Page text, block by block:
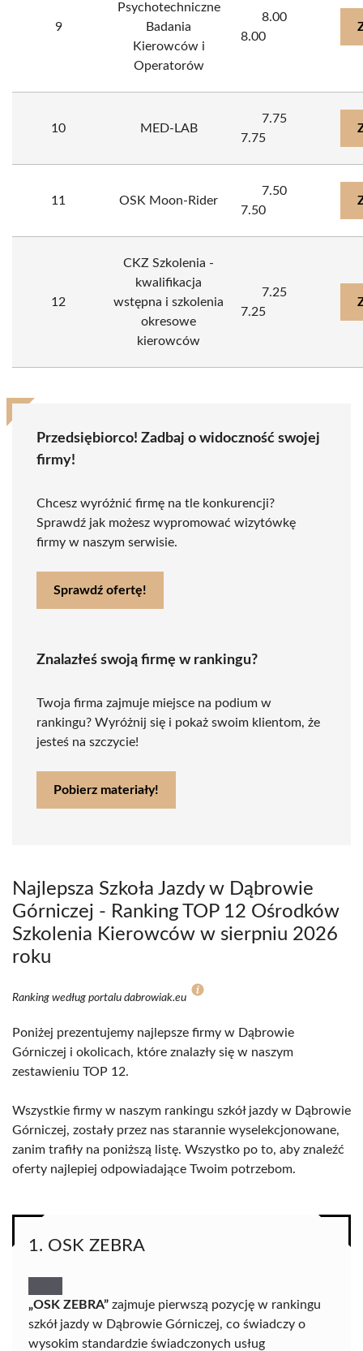
9
Psychotechniczne
Badania
Kierowców i
Operatorów
8.00
8.00
10 MED-LAB
7.75
7.75
11 OSK Moon-Rider
7.50
7.50
12
CKZ Szkolenia -
kwalifikacja
wstępna i szkolenia
okresowe
kierowców
7.25
7.25
Przedsiębiorco! Zadbaj o widoczność swojej
firmy!
Chcesz wyróżnić firmę na tle konkurencji?
Sprawdź jak możesz wypromować wizytówkę
firmy w naszym serwisie.
Sprawdź ofertę!
Znalazłeś swoją firmę w rankingu?
Twoja firma zajmuje miejsce na podium w
rankingu? Wyróżnij się i pokaż swoim klientom, że
jesteś na szczycie!
Pobierz materiały!
Najlepsza Szkoła Jazdy w Dąbrowie
Górniczej - Ranking TOP 12 Ośrodków
Szkolenia Kierowców w sierpniu 2026
roku
Ranking według portalu dabrowiak.eu
Poniżej prezentujemy najlepsze firmy w Dąbrowie
Górniczej i okolicach, które znalazły się w naszym
zestawieniu TOP 12.
Wszystkie firmy w naszym rankingu szkół jazdy w Dąbrowie
Górniczej, zostały przez nas starannie wyselekcjonowane,
zanim trafiły na poniższą listę. Wszystko po to, aby znaleźć
oferty najlepiej odpowiadające Twoim potrzebom.
1. OSK ZEBRA
„OSK ZEBRA” zajmuje pierwszą pozycję w rankingu
szkół jazdy w Dąbrowie Górniczej, co świadczy o
wysokim standardzie świadczonych usług